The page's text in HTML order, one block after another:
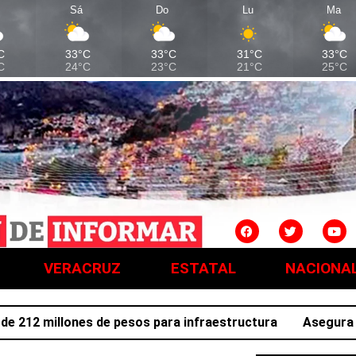
Sá
33°C
24°C
Do
33°C
23°C
Lu
31°C
21°C
Ma
33°C
25°C
VERACRUZ ESTATAL
millones de pesos para infraestructura Asegura